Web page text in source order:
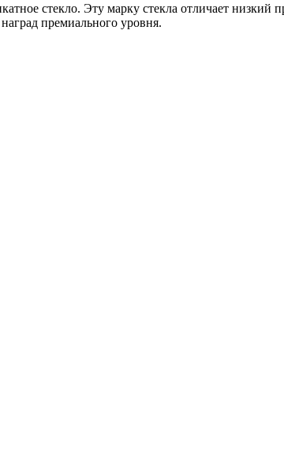
стекло. Эту марку стекла отличает
премиального уровня.